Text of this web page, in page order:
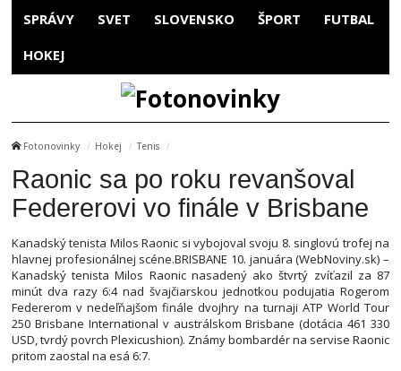
SPRÁVY SVET SLOVENSKO ŠPORT FUTBAL
HOKEJ
Fotonovinky Hokej Tenis
Raonic sa po roku revanšoval
Federerovi vo finále v Brisbane
Kanadský tenista Milos Raonic si vybojoval svoju 8. singlovú trofej na
hlavnej profesionálnej scéne.BRISBANE 10. januára (WebNoviny.sk) –
Kanadský tenista Milos Raonic nasadený ako štvrtý zvíťazil za 87
minút dva razy 6:4 nad švajčiarskou jednotkou podujatia Rogerom
Federerom v nedeľňajšom finále dvojhry na turnaji ATP World Tour
250 Brisbane International v austrálskom Brisbane (dotácia 461 330
USD, tvrdý povrch Plexicushion). Známy bombardér na servise Raonic
pritom zaostal na esá 6:7.